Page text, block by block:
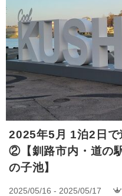
2025年5月 1泊2日で
②【釧路市内・道の
の子池】
2025/05/16 - 2025/05/17